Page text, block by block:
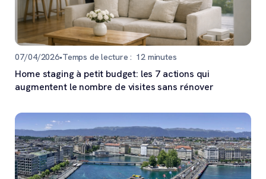
07/04/2026•Temps de lecture : 12minutes
Home staging à petit budget: les 7 actions qui
augmentent le nombre de visites sans rénover